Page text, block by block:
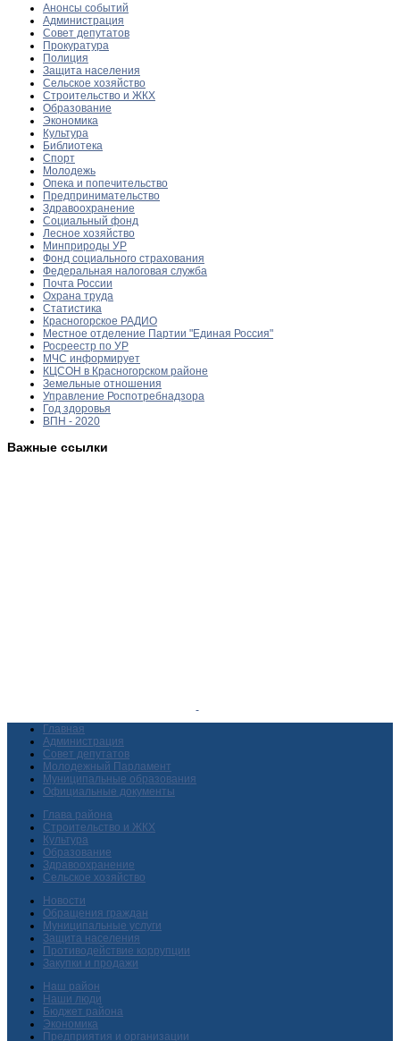
Анонсы событий
Администрация
Совет депутатов
Прокуратура
Полиция
Защита населения
Сельское хозяйство
Строительство и ЖКХ
Образование
Экономика
Культура
Библиотека
Спорт
Молодежь
Опека и попечительство
Предпринимательство
Здравоохранение
Социальный фонд
Лесное хозяйство
Минприроды УР
Фонд социального страхования
Федеральная налоговая служба
Почта России
Охрана труда
Статистика
Красногорское РАДИО
Местное отделение Партии "Единая Россия"
Росреестр по УР
МЧС информирует
КЦСОН в Красногорском районе
Земельные отношения
Управление Роспотребнадзора
Год здоровья
ВПН - 2020
Важные ссылки
Главная
Администрация
Совет депутатов
Молодежный Парламент
Муниципальные образования
Официальные документы
Глава района
Строительство и ЖКХ
Культура
Образование
Здравоохранение
Сельское хозяйство
Новости
Обращения граждан
Муниципальные услуги
Защита населения
Противодействие коррупции
Закупки и продажи
Наш район
Наши люди
Бюджет района
Экономика
Предприятия и организации